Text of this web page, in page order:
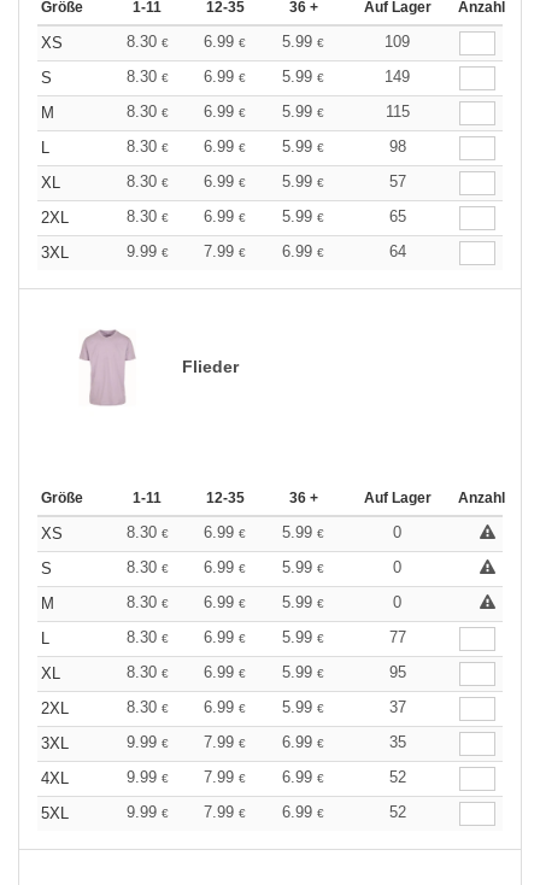
Größe 1-11 12-35 36 + Auf Lager Anzahl
XS 8.30 € 6.99 € 5.99 €
109
S
8.30 € 6.99 € 5.99 €
149
M
8.30 € 6.99 € 5.99 €
115
8.30 € 6.99 € 5.99 €
98
XL
8.30 € 6.99 € 5.99 €
57
2XL
8.30 € 6.99 € 5.99 €
65
3XL
9.99 € 7.99 € 6.99 € 64
Flieder
Größe 1-11 12-35 36 + Auf Lager Anzahl
XS 8.30 € 6.99 € 5.99 €
0
S
8.30 € 6.99 € 5.99 €
0
M
8.30 € 6.99 € 5.99 €
0
8.30 € 6.99 € 5.99 €
77
XL
8.30 € 6.99 € 5.99 €
95
2XL
8.30 € 6.99 € 5.99 €
37
3XL
9.99 € 7.99 € 6.99 €
35
4XL
9.99 € 7.99 € 6.99 €
52
5XL
9.99 € 7.99 € 6.99 € 52